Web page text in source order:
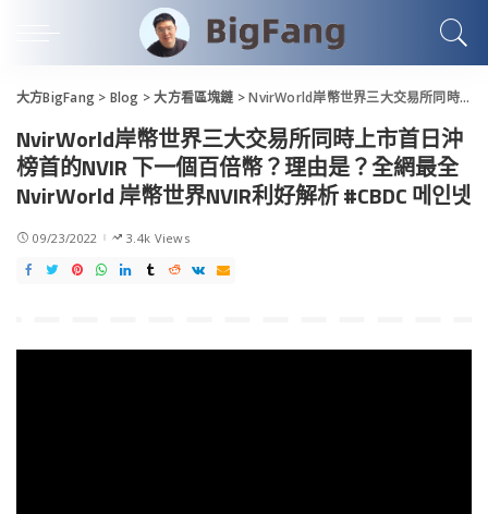
大方BigFang > Blog >大方看區塊鏈 >NvirWorld岸幣世界三大交易所同時上市首日沖榜首的NVIR 下一個百倍幣？理由是？全網最全 NvirWorld 岸幣世界NVIR利好解析 #CBDC 메인넷
NvirWorld岸幣世界三大交易所同時上市首日沖
榜首的NVIR 下一個百倍幣？理由是？全網最全
NvirWorld 岸幣世界NVIR利好解析 #CBDC 메인넷
09/23/2022 3.4k Views